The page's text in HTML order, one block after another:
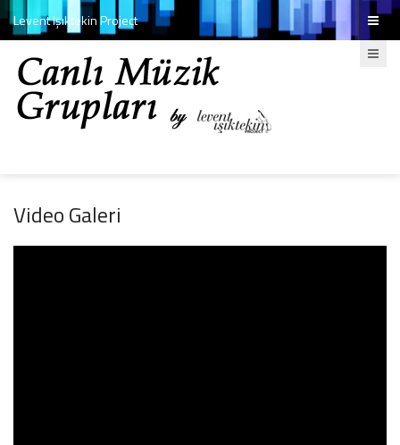
Levent Işıktekin Project
Video Galeri